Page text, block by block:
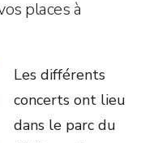
places à
Les différents
concerts ont lieu
dans le parc du